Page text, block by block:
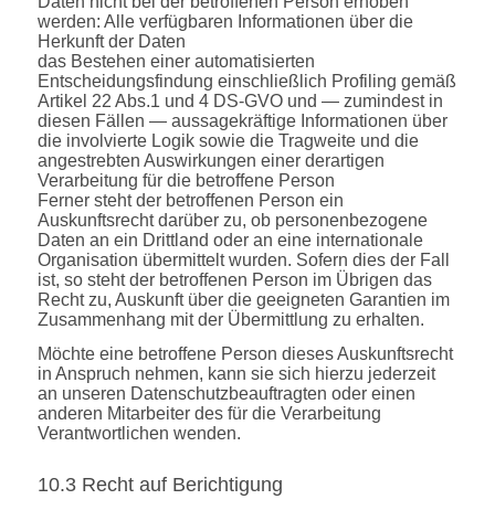
werden: Alle verfügbaren Informationen über die
Herkunft der Daten
das Bestehen einer automatisierten
Entscheidungsfindung einschließlich Profiling gemäß
Artikel 22 Abs.1 und 4 DS-GVO und — zumindest in
diesen Fällen — aussagekräftige Informationen über
die involvierte Logik sowie die Tragweite und die
angestrebten Auswirkungen einer derartigen
Verarbeitung für die betroffene Person
Ferner steht der betroffenen Person ein
Auskunftsrecht darüber zu, ob personenbezogene
Daten an ein Drittland oder an eine internationale
Organisation übermittelt wurden. Sofern dies der Fall
ist, so steht der betroffenen Person im Übrigen das
Recht zu, Auskunft über die geeigneten Garantien im
Zusammenhang mit der Übermittlung zu erhalten.
Möchte eine betroffene Person dieses Auskunftsrecht
in Anspruch nehmen, kann sie sich hierzu jederzeit
an unseren Datenschutzbeauftragten oder einen
anderen Mitarbeiter des für die Verarbeitung
Verantwortlichen wenden.
10.3 Recht auf Berichtigung